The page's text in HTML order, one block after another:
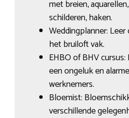
met breien,
schilderen, haken.
Weddingplanner:
het bruiloft vak.
EHBO of BHV
een ongeluk en
werknemers.
Bloemist:
verschillende